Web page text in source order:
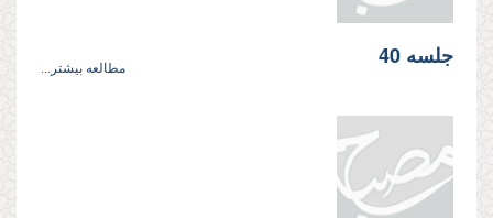
جلسه 40 مطالعه بیشتر...